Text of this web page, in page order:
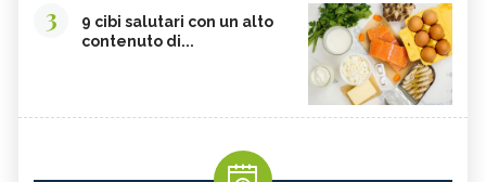
3
9 cibi salutari con un alto
contenuto di...